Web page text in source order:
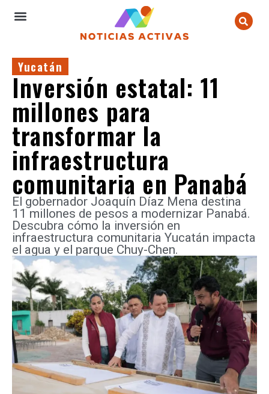
Yucatán
Inversión estatal: 11
millones para
transformar la
infraestructura
comunitaria en Panabá
El gobernador Joaquín Díaz Mena destina
11 millones de pesos a modernizar Panabá.
Descubra cómo la inversión en
infraestructura comunitaria Yucatán impacta
el agua y el parque Chuy-Chen.